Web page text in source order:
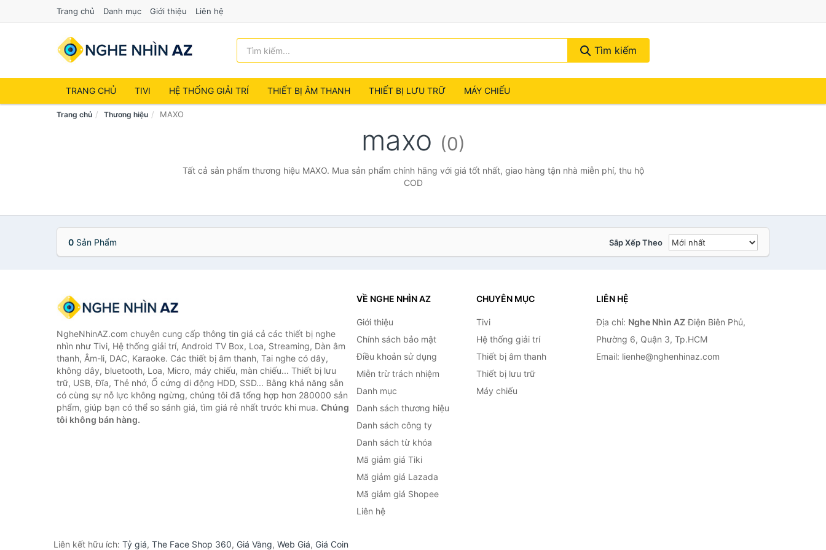
Trang chủ Danh mục Giới thiệu Liên hệ
Tìm kiếm
TRANG CHỦ TIVI HỆ THỐNG GIẢI TRÍ THIẾT BỊ ÂM THANH THIẾT BỊ LƯU TRỮ MÁY CHIẾU
Trang chủ Thương hiệu MAXO
maxo (0)
Tất cả sản phẩm thương hiệu MAXO. Mua sản phẩm chính hãng với giá tốt nhất, giao hàng tận nhà miễn phí, thu hộ
COD
0 Sản Phẩm Sắp Xếp Theo
NgheNhinAZ.com chuyên cung cấp thông tin giá cả các thiết bị nghe
nhìn như Tivi, Hệ thống giải trí, Android TV Box, Loa, Streaming, Dàn âm
thanh, Âm-li, DAC, Karaoke. Các thiết bị âm thanh, Tai nghe có dây,
không dây, bluetooth, Loa, Micro, máy chiếu, màn chiếu... Thiết bị lưu
trữ, USB, Đĩa, Thẻ nhớ, Ổ cứng di động HDD, SSD... Bằng khả năng sẵn
có cùng sự nỗ lực không ngừng, chúng tôi đã tổng hợp hơn 280000 sản
phẩm, giúp bạn có thể so sánh giá, tìm giá rẻ nhất trước khi mua. Chúng
tôi không bán hàng.
VỀ NGHE NHÌN AZ
Giới thiệu
Chính sách bảo mật
Điều khoản sử dụng
Miễn trừ trách nhiệm
Danh mục
Danh sách thương hiệu
Danh sách công ty
Danh sách từ khóa
Mã giảm giá Tiki
Mã giảm giá Lazada
Mã giảm giá Shopee
Liên hệ
CHUYÊN MỤC
Tivi
Hệ thống giải trí
Thiết bị âm thanh
Thiết bị lưu trữ
Máy chiếu
LIÊN HỆ
Địa chỉ: Nghe Nhìn AZĐiện Biên Phủ,
Phường 6, Quận 3, Tp.HCM
Email: lienhe@nghenhinaz.com
Liên kết hữu ích: Tỷ giá, The Face Shop 360, Giá Vàng, Web Giá, Giá Coin